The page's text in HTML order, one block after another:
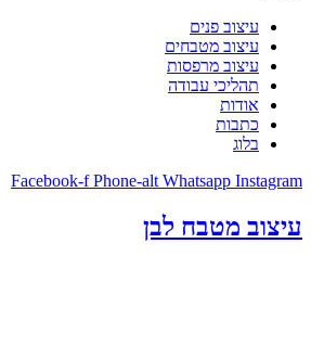
עיצוב פנים
עיצוב מטבחים
עיצוב מרפסות
תהליכי עבודה
אודות
כתבות
בלוג
Facebook-f Phone-alt Whatsapp Instagram
עיצוב מטבח לבן